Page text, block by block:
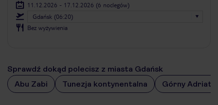
11.12.2026 - 17.12.2026 (6 noclegów)
Gdańsk (06:20)
Bez wyżywienia
Sprawdź dokąd polecisz z miasta Gdańsk
Abu Zabi
Tunezja kontynentalna Górny